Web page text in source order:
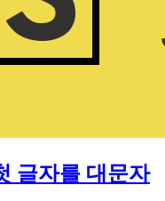
글자를 대문자